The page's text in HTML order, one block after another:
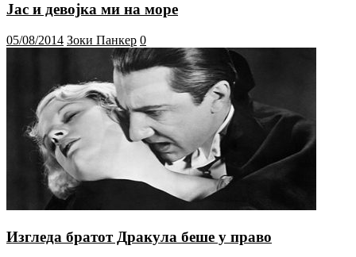
Јас и девојка ми на море
05/08/2014 Зоки Панкер 0
Изгледа братот Дракула беше у право